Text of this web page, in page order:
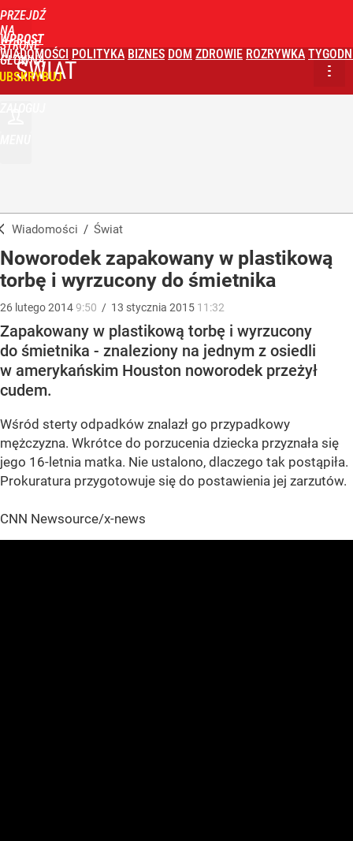
PRZEJDŹ
NA
STRONĘ
GŁÓWNĄ
WPROST
WIADOMOŚCI POLITYKA BIZNES DOM ZDROWIE ROZRYWKA
ŚWIAT
Wiadomości / Świat
Noworodek zapakowany w plastikową
torbę i wyrzucony do śmietnika
26 lutego20149:50 / 13 stycznia 2015 11:32
Zapakowany w plastikową torbę i wyrzucony
do śmietnika - znaleziony na jednym z osiedli
w amerykańskim Houston noworodek przeżył
cudem.
Wśród sterty odpadków znalazł go przypadkowy
mężczyzna. Wkrótce do porzucenia dziecka przyznała się
jego 16-letnia matka. Nie ustalono, dlaczego tak postąpiła.
Prokuratura przygotowuje się do postawienia jej zarzutów.
CNN Newsource/x-news